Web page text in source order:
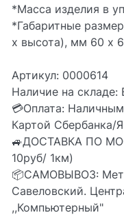
*Масса изделия в
*Габаритные
х высота), мм 60 х
Артикул: 0000614
Наличие на складе:
💳Оплата:
Картой Сбербанка/
🚙ДОСТАВКА ПО
10руб/ 1км)
📦CАМОВЫВОЗ:
Савеловский.
,,Компьютерный"